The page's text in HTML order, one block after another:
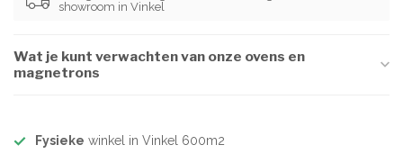
showroom in Vinkel
Wat je kunt verwachten van onze ovens en
magnetrons
Fysieke winkel in Vinkel 600m2